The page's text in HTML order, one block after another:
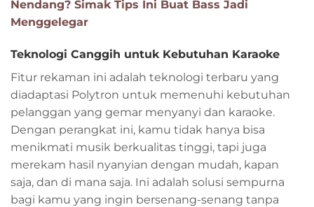
Nendang? Simak Tips Ini Buat Bass Jadi
Menggelegar
Teknologi Canggih untuk Kebutuhan Karaoke
Fitur rekaman ini adalah teknologi terbaru yang
diadaptasi Polytron untuk memenuhi kebutuhan
pelanggan yang gemar menyanyi dan karaoke.
Dengan perangkat ini, kamu tidak hanya bisa
menikmati musik berkualitas tinggi, tapi juga
merekam hasil nyanyian dengan mudah, kapan
saja, dan di mana saja. Ini adalah solusi sempurna
bagi kamu yang ingin bersenang-senang tanpa